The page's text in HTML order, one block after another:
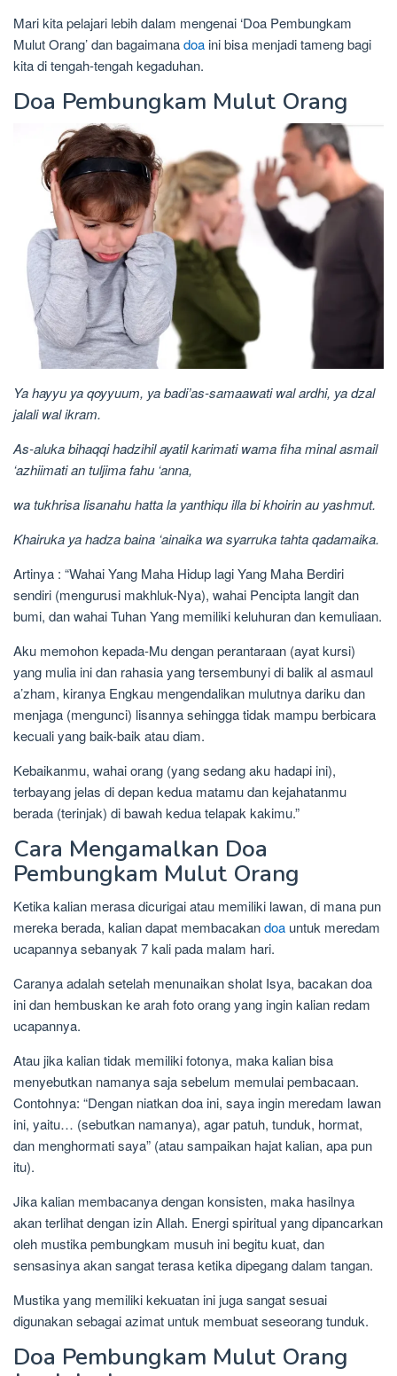
Mari kita pelajari lebih dalam mengenai ‘Doa Pembungkam
Mulut Orang’ dan bagaimanadoa ini bisa menjadi tameng bagi
kita di tengah-tengah kegaduhan.
Doa Pembungkam Mulut Orang
Ya hayyu ya qoyyuum, ya badi’as-samaawati wal ardhi, ya dzal
jalali wal ikram.
As-aluka bihaqqi hadzihil ayatil karimati wama fiha minal asmail
‘azhiimati an tuljima fahu ‘anna,
wa tukhrisa lisanahu hatta la yanthiqu illa bi khoirin au yashmut.
Khairuka ya hadza baina ‘ainaika wa syarruka tahta qadamaika.
Artinya : “Wahai Yang Maha Hidup lagi Yang Maha Berdiri
sendiri (mengurusi makhluk-Nya), wahai Pencipta langit dan
bumi, dan wahai Tuhan Yang memiliki keluhuran dan kemuliaan.
Aku memohon kepada-Mu dengan perantaraan (ayat kursi)
yang mulia ini dan rahasia yang tersembunyi di balik al asmaul
a’zham, kiranya Engkau mengendalikan mulutnya dariku dan
menjaga (mengunci) lisannya sehingga tidak mampu berbicara
kecuali yang baik-baik atau diam.
Kebaikanmu, wahai orang (yang sedang aku hadapi ini),
terbayang jelas di depan kedua matamu dan kejahatanmu
berada (terinjak) di bawah kedua telapak kakimu.”
Cara Mengamalkan Doa
Pembungkam Mulut Orang
Ketika kalian merasa dicurigai atau memiliki lawan, di mana pun
mereka berada, kalian dapat membacakandoa untuk meredam
ucapannya sebanyak 7 kali pada malam hari.
Caranya adalah setelah menunaikan sholat Isya, bacakan doa
ini dan hembuskan ke arah foto orang yang ingin kalian redam
ucapannya.
Atau jika kalian tidak memiliki fotonya, maka kalian bisa
menyebutkan namanya saja sebelum memulai pembacaan.
Contohnya: “Dengan niatkan doa ini, saya ingin meredam lawan
ini, yaitu… (sebutkan namanya), agar patuh, tunduk, hormat,
dan menghormati saya” (atau sampaikan hajat kalian, apa pun
itu).
Jika kalian membacanya dengan konsisten, maka hasilnya
akan terlihat dengan izin Allah. Energi spiritual yang dipancarkan
oleh mustika pembungkam musuh ini begitu kuat, dan
sensasinya akan sangat terasa ketika dipegang dalam tangan.
Mustika yang memiliki kekuatan ini juga sangat sesuai
digunakan sebagai azimat untuk membuat seseorang tunduk.
Doa Pembungkam Mulut Orang